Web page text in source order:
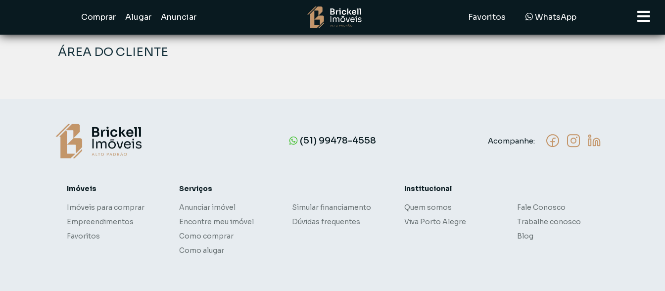
Comprar Alugar Anunciar Favoritos WhatsApp
ÁREA DO CLIENTE
(51) 99478-4558 Acompanhe:
Imóveis
Imóveis para comprar
Empreendimentos
Favoritos
Serviços
Anunciar imóvel
Encontre meu imóvel
Como comprar
Como alugar
Simular financiamento
Dúvidas frequentes
Institucional
Quem somos
Viva Porto Alegre
Fale Conosco
Trabalhe conosco
Blog